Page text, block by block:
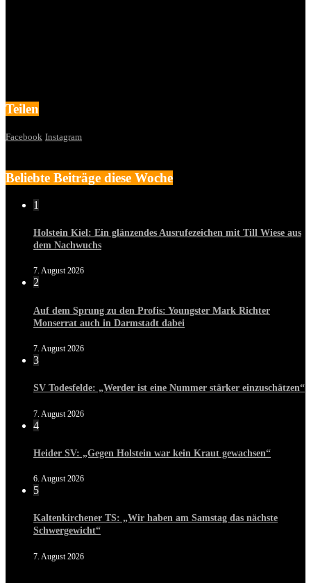
Teilen
Facebook Instagram
Beliebte Beiträge diese Woche
1
Holstein Kiel: Ein glänzendes Ausrufezeichen mit Till Wiese aus
dem Nachwuchs
7. August 2026
2
Auf dem Sprung zu den Profis: Youngster Mark Richter
Monserrat auch in Darmstadt dabei
7. August 2026
3
SV Todesfelde: „Werder ist eine Nummer stärker einzuschätzen“
7. August 2026
4
Heider SV: „Gegen Holstein war kein Kraut gewachsen“
6. August 2026
5
Kaltenkirchener TS: „Wir haben am Samstag das nächste
Schwergewicht“
7. August 2026